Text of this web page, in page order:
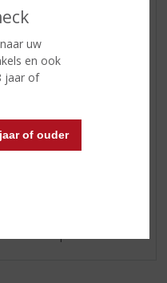
uw
en ook
jaar of
of ouder
goed in balans
begeleider van
(gevulde